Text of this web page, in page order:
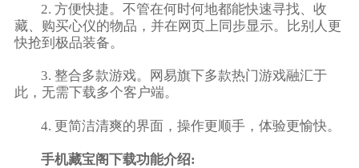
2. 方便快捷。不管在何时何地都能快速寻找、收
藏、购买心仪的物品，并在网页上同步显示。比别人更
快抢到极品装备。
3. 整合多款游戏。网易旗下多款热门游戏融汇于
此，无需下载多个客户端。
4. 更简洁清爽的界面，操作更顺手，体验更愉快。
手机藏宝阁下载功能介绍: